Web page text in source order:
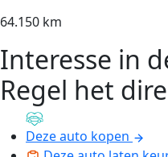
64.150 km
Interesse in
Regel het
Deze auto kopen